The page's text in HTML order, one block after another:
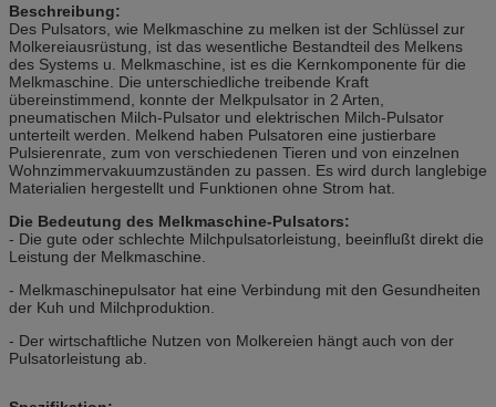
Beschreibung:
Des Pulsators, wie Melkmaschine zu melken ist der Schlüssel zur
Molkereiausrüstung, ist das wesentliche Bestandteil des Melkens
des Systems u. Melkmaschine, ist es die Kernkomponente für die
Melkmaschine. Die unterschiedliche treibende Kraft
übereinstimmend, konnte der Melkpulsator in 2 Arten,
pneumatischen Milch-Pulsator und elektrischen Milch-Pulsator
unterteilt werden. Melkend haben Pulsatoren eine justierbare
Pulsierenrate, zum von verschiedenen Tieren und von einzelnen
Wohnzimmervakuumzuständen zu passen. Es wird durch langlebige
Materialien hergestellt und Funktionen ohne Strom hat.
Die Bedeutung des Melkmaschine-Pulsators:
- Die gute oder schlechte Milchpulsatorleistung, beeinflußt direkt die
Leistung der Melkmaschine.
- Melkmaschinepulsator hat eine Verbindung mit den Gesundheiten
der Kuh und Milchproduktion.
- Der wirtschaftliche Nutzen von Molkereien hängt auch von der
Pulsatorleistung ab.